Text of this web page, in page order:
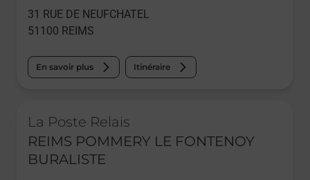
31 RUE DE NEUFCHATEL
51100 REIMS
En savoir plus Itinéraire
La Poste Relais
REIMS POMMERY LE FONTENOY
BURALISTE